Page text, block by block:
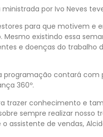
por Ivo Neves
para que motivem e
existindo essa
e doenças do trabalho
programação contará
360º.
trazer conhecimento e
sempre realizar
assistente de vendas,